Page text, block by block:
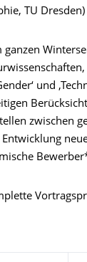
TU Dresden)
ganzen
und
zwischen